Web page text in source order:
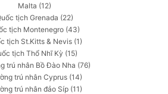
Malta (12)
tịch Grenada (22)
tịch Montenegro (43)
tịch St.Kitts & Nevis (1)
tịch Thổ Nhĩ Kỳ (15)
trú nhân Bồ Đào Nha (76)
trú nhân Cyprus (14)
trú nhân đảo Síp (11)